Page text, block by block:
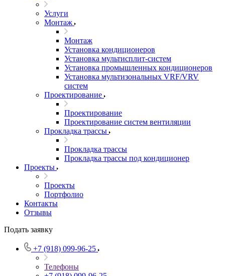
Услуги
Монтаж
Монтаж
Установка кондиционеров
Установка мультисплит-систем
Установка промышленных кондиционеров
Установка мультизональных VRF/VRV
систем
Проектирование
Проектирование
Проектирование систем вентиляции
Прокладка трассы
Прокладка трассы
Прокладка трассы под кондиционер
Проекты
Проекты
Портфолио
Контакты
Отзывы
Подать заявку
+7 (918) 099-96-25
Телефоны